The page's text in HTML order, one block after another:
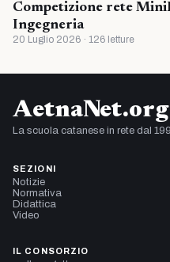
Competizione rete
Ingegneria
20 Luglio 2026 · 126 letture
AetnaNet.org
La scuola catanese in rete dal
SEZIONI
Notizie
Normativa
Didattica
Video
IL CONSORZIO